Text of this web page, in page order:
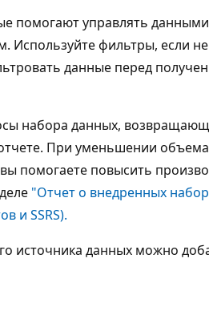
помогают управлять
Используйте фильтры, если
данные перед
набора данных,
При уменьшении
помогаете повысить
"Отчет о внедренных
и SSRS).
источника данных можно